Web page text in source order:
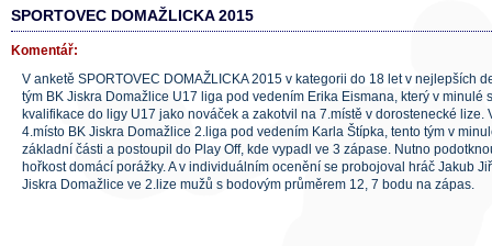
SPORTOVEC DOMAŽLICKA 2015
Komentář:
V anketě SPORTOVEC DOMAŽLICKA 2015 v kategorii do 18 let v nejlepších
tým BK Jiskra Domažlice U17 liga pod vedením Erika Eismana, který v minulé
kvalifikace do ligy U17 jako nováček a zakotvil na 7.místě v dorostenecké lize.
4.místo BK Jiskra Domažlice 2.liga pod vedením Karla Štípka, tento tým v
základní části a postoupil do Play Off, kde vypadl ve 3 zápase. Nutno
hořkost domácí porážky. A v individuálním ocenění se probojoval hráč Jakub
Jiskra Domažlice ve 2.lize mužů s bodovým průměrem 12, 7 bodu na zápas.